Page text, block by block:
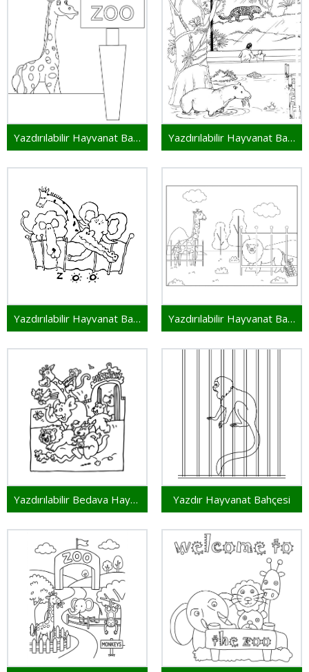
Yazdırılabilir Hayvanat Bahçesi Yazdırılabilir Hayvanat Bahçesi Resim
Yazdırılabilir Hayvanat Bahçesi Çocuklar İçin Yazdırılabilir Hayvanat Bahçesi Bedava
Yazdırılabilir Bedava Hayvanat Bahçesi Yazdır Hayvanat Bahçesi